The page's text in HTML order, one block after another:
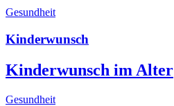
Gesundheit
Kinderwunsch
Kinderwunsch im Alter
Gesundheit